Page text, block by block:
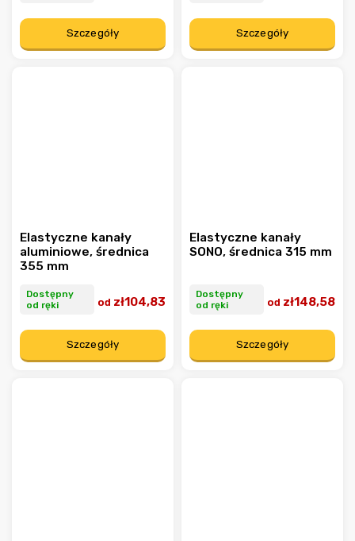
Szczegóły Szczegóły
Elastyczne kanały
aluminiowe, średnica
355 mm
Dostępny
od ręki
od zł104,83
Szczegóły
Elastyczne kanały
SONO, średnica 315 mm
Dostępny
od ręki
od zł148,58
Szczegóły